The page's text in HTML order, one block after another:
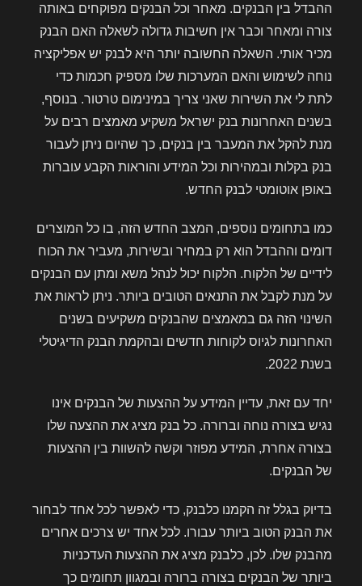
ההבדל בין הבנקים. מאחר וכל הבנקים מפוקחים באותה
צורה ומאחר וכבר אין חשיבות גדולה לשאלה האם הבנק
מכיר אותי. השאלה החשובה יותר היא לבנק יש אפליקציה
נוחה לשימוש והאם המערכות שלו מספיק חכמות כדי
לתת לי את השירות שאני צריך במינימום טרטור. בנוסף,
בשנים האחרונות בנק ישראל משקיע מאמצים רבים על
מנת להקל את המעבר בין בנקים, כך שהיום ניתן לעבור
בנק בקלות ובמהירות וכל המידע והוראות הקבע עוברות
באופן אוטומטי לבנק החדש.
כמו בתחומים נוספים, המצב החדש הזה, בו כל המוצרים
דומים וההבדל הוא רק במחיר ובשירות, מעביר את הכוח
לידיים של הלקוח. הלקוח יכול לנהל משא ומתן עם הבנקים
על מנת לקבל את התנאים הטובים ביותר. ניתן לראות את
השינוי הזה גם במאמצים שהבנקים משקיעים בשנים
האחרונות לגיוס לקוחות חדשים ובהקמת הבנק הדיגיטלי
בשנת 2022.
יחד עם זאת, עדיין המידע על ההצעות של הבנקים אינו
נגיש בצורה נוחה וברורה. כל בנק מציג את ההצעה שלו
בצורה אחרת, המידע מפוזר וקשה להשוות בין ההצעות
של הבנקים.
בדיוק בגלל זה הקמנו כלבנק, כדי לאפשר לכל אחד לבחור
את הבנק הטוב ביותר עבורו. לכל אחד יש צרכים אחרים
מהבנק שלו. לכן, כלבנק מציג את ההצעות העדכניות
ביותר של הבנקים בצורה ברורה ובמגוון תחומים כך